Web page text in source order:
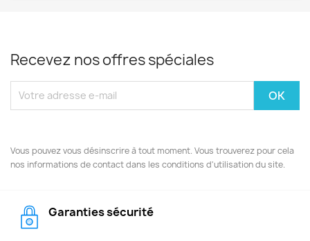
Recevez nos offres spéciales
Vous pouvez vous désinscrire à tout moment. Vous trouverez pour cela
nos informations de contact dans les conditions d'utilisation du site.
Garanties sécurité